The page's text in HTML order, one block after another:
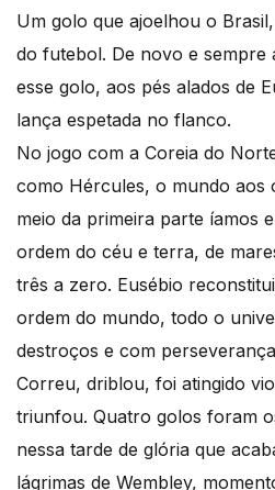
Um golo que ajoelhou o
do futebol. De novo e sempre
esse golo, aos pés alados de
lança espetada no flanco.
No jogo com a Coreia do
como Hércules, o mundo aos
meio da primeira parte íamos
ordem do céu e terra, de
três a zero. Eusébio
ordem do mundo, todo o
destroços e com
Correu, driblou, foi atingido
triunfou. Quatro golos foram
nessa tarde de glória que
lágrimas de Wembley,